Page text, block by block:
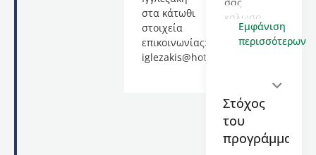
στα κάτωθι
στοιχεία
επικοινωνίας:
iglezakis@hotmail.com
σας
καλωσορίζει
στο
εκπαιδευτικό
«Εκπαίδευση
Υπευθύνων
Προστασίας
Δεδομένων
Εμφάνιση
περισσότερων
Στόχος
του
προγράμματος